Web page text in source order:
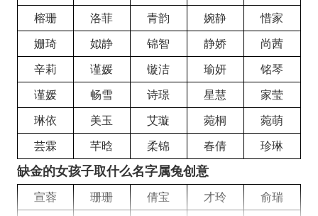
榕珊 洛菲 青韵 婉静 惜家
姗琦 姒静 锦智 静娇 尚茜
辛莉 谨媛 镟洁 瑜妍 铭琴
谨媛 畅雪 诗璟 星慧 家莹
琳依 美玉 艾璇 菀桐 菀萌
芸霖 芊晗 柔锦 春倩 珍琳
缺金的女孩子取什么名字属兔创意
宣蓉 珊珊 倩宝 才玲 俞瑞